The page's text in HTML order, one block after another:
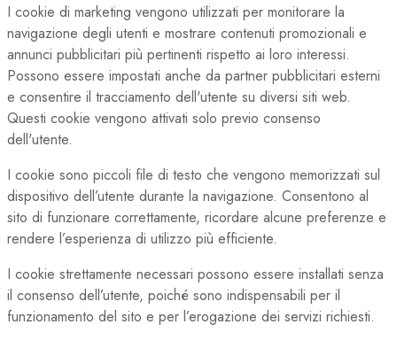
I cookie di marketing vengono utilizzati per monitorare la
navigazione degli utenti e mostrare contenuti promozionali e
annunci pubblicitari più pertinenti rispetto ai loro interessi.
Possono essere impostati anche da partner pubblicitari esterni
e consentire il tracciamento dell'utente su diversi siti web.
Questi cookie vengono attivati solo previo consenso
dell'utente.
I cookie sono piccoli file di testo che vengono memorizzati sul
dispositivo dell’utente durante la navigazione. Consentono al
sito di funzionare correttamente, ricordare alcune preferenze e
rendere l’esperienza di utilizzo più efficiente.
I cookie strettamente necessari possono essere installati senza
il consenso dell’utente, poiché sono indispensabili per il
funzionamento del sito e per l’erogazione dei servizi richiesti.